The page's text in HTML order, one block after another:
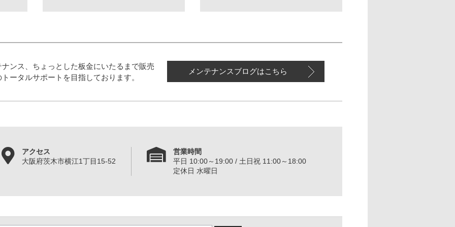
ンス、ちょっとした板金にいたるまで販売
ータルサポートを目指しております。
メンテナンスブログはこちら
アクセス
大阪府茨木市横江1丁目15-52
営業時間
平日 10:00～19:00 / 土日祝 11:00～18:00
定休日 水曜日